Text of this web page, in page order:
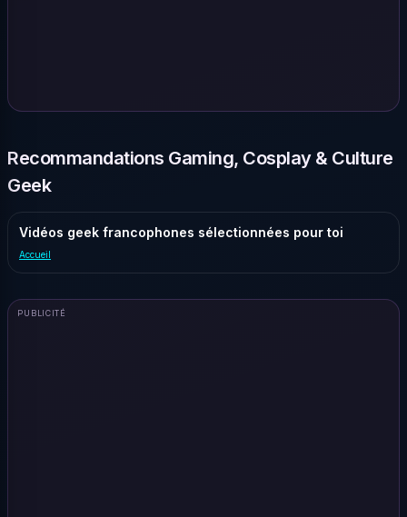
Recommandations Gaming, Cosplay & Culture
Geek
Vidéos geek francophones sélectionnées pour toi
Accueil
PUBLICITÉ